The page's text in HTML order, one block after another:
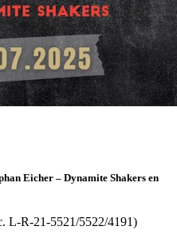
Eicher – Dynamite Shakersen
L-R-21-5521/5522/4191)